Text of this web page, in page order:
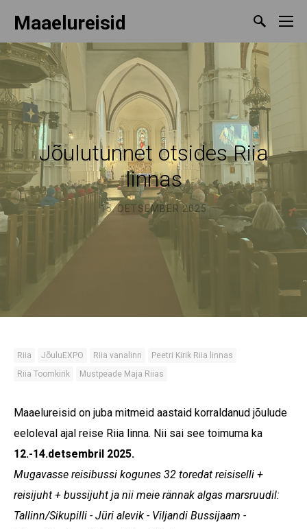
Maaelureisid
Jõulutunnet otsides Riia
linnas
15. DETSEMBER 2025
Riia JõuluEXPO Riia vanalinn
Peetri Kirik Riia linnas
Riia Toomkirik
Mustpeade Maja Riias
Maaelureisid on juba mitmeid aastaid korraldanud jõulude
eeloleval ajal reise Riia linna. Nii sai see toimuma ka
12.-14.detsembril 2025.
Mugavasse reisibussi kogunes 32 toredat reisiselli +
reisijuht + bussijuht ja nii meie rännak algas marsruudil:
Tallinn/Sikupilli - Jüri alevik - Viljandi Bussijaam -